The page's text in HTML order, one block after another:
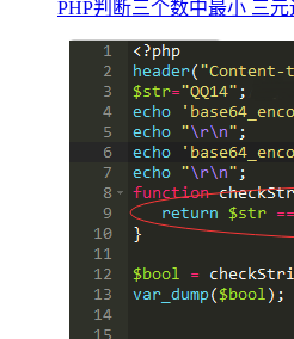
PHP判断三个数中最小 三